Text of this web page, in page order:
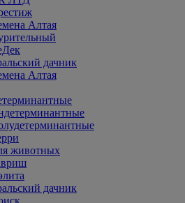
Алтая
дачник
Алтая
животных
дачник